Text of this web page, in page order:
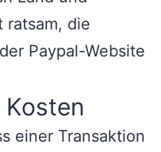
ratsam, die
Paypal-Website
einer Transaktion